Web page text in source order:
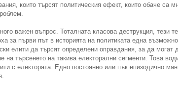
които търсят политическия ефект, които обаче са
важен въпрос. Тоталната класова деструкция, тези
за първи път в историята на политиката една
елити да търсят определени оправдания, за да
на търсенето на такива електорални сегменти. Това
с електората. Едно постоянно или пък епизодично